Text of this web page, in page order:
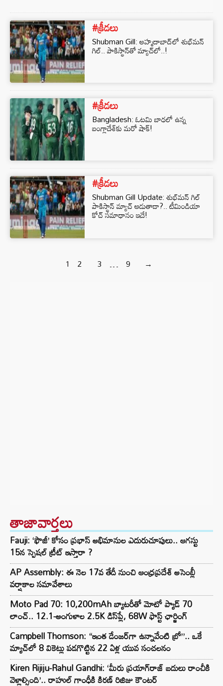
#క్రీడలు
Shubman Gill: అహ్మదాబాద్‌లో శుభ్‌మన్‌
గిల్‌.. పాకిస్థాన్‌తో మ్యాచ్‌లో..!
#క్రీడలు
Bangladesh: ఓటమి బాధలో ఉన్న
బంగ్లాదేశ్‌కు మరో షాక్‌!
#క్రీడలు
Shubman Gill Update: శుభ్‌మన్‌ గిల్
పాకిస్థాన్‌ మ్యాచ్ ఆడుతాడా?.. టీమిండియా
కోచ్‌ సమాధానం ఇదే!
1 2 3 … 9 →
తాజావార్తలు
Fauji: ‘ఫౌజీ’ కోసం ప్రభాస్ అభిమానుల ఎదురుచూపులు.. ఆగస్టు
15న స్పెషల్ ట్రీట్ ఇస్తారా ?
AP Assembly: ఈ నెల 17వ తేదీ నుంచి ఆంధ్రప్రదేశ్ అసెంబ్లీ
వర్షాకాల సమావేశాలు
Moto Pad 70: 10,200mAh బ్యాటరీతో మోటో ప్యాడ్ 70
లాంచ్.. 12.1-అంగుళాల 2.5K డిస్‌ప్లే, 68W ఫాస్ట్ ఛార్జింగ్
Campbell Thomson: “ఇంత డేంజర్‌గా ఉన్నావేంటి బ్రో”.. ఒకే
మ్యాచ్‌లో 8 వికెట్లు పడగొట్టిన 22 ఏళ్ల యువ సంచలనం
Kiren Rijiju-Rahul Gandhi: ‘మీరు ప్రయాగ్‌రాజ్ బదులు రాంచీకి
వెళ్లాల్సింది’.. రాహుల్ గాంధీకి కిరణ్ రిజిజు కౌంటర్